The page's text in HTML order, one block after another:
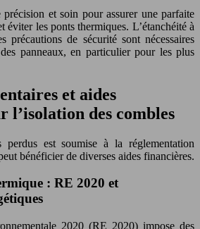
et soin pour assurer une parfaite
éviter les ponts thermiques. L’étanchéité à
précautions de sécurité sont nécessaires
panneaux, en particulier pour les plus
et aides
l’isolation des combles
perdus est soumise à la réglementation
bénéficier de diverses aides financières.
: RE 2020 et
2020 (RE 2020) impose des